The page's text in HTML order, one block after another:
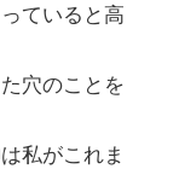
ていると高
穴のことを
私がこれま